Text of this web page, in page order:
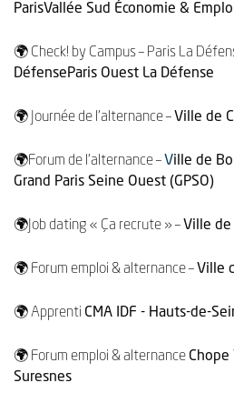
ParisVallée Sud Économie &
🌍 Check! by Campus – Paris La
DéfenseParis Ouest La Défense
🌍 Journée de l’alternance – Ville de
🌍Forum de l’alternance – Ville de
Grand Paris Seine Ouest (GPSO)
🌍Job dating « Ça recrute » – Ville
🌍 Forum emploi & alternance – Ville
🌍 Apprenti CMA IDF - Hauts-de-
🌍 Forum emploi & alternance Chope
Suresnes